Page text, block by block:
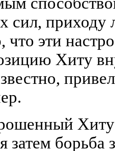
сил, приходу
что эти
Хиту
затем борьба